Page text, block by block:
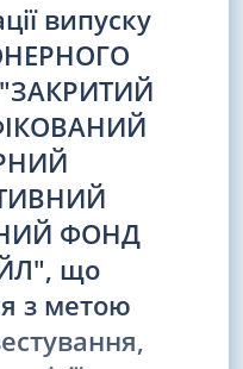
випуску
ФОНД
що
з метою